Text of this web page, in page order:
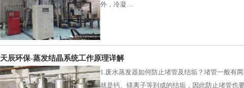
外，冷凝…
天辰环保-蒸发结晶系统工作原理详解
1.废水蒸发器如何防止堵管及结垢？堵管一般有
就是钙、镁离子等到成的结垢，因此防止堵管也